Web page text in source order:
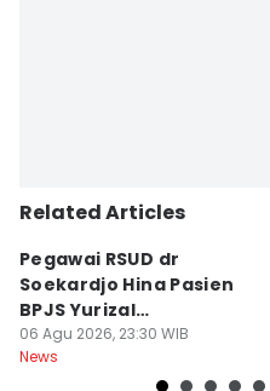
Related Articles
Pegawai RSUD dr
Soekardjo Hina Pasien
BPJS Yurizal
Mengundurkan Diri
06 Agu 2026, 23:30 WIB
News